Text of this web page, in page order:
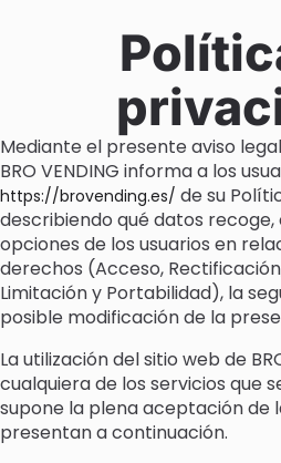
Mediante el presente aviso
BRO VENDING informa a los
https://brovending.es/ de su
describiendo qué datos recoge,
opciones de los usuarios en
derechos (Acceso,
Limitación y Portabilidad), la
posible modificación de la
La utilización del sitio web de
cualquiera de los servicios que
supone la plena aceptación de
presentan a continuación.